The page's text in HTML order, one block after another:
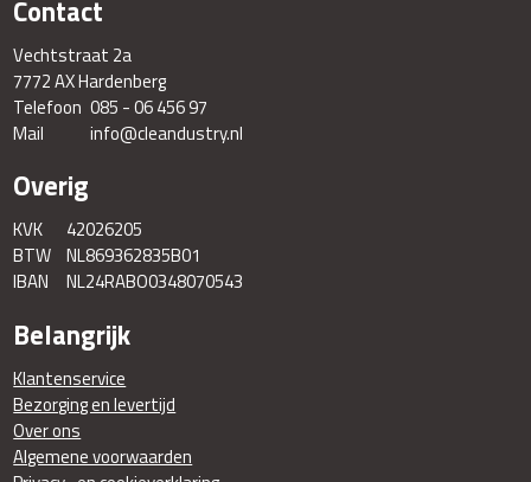
Contact
Vechtstraat 2a
7772 AX Hardenberg
Telefoon 085 - 06 456 97
Mail
info@cleandustry.nl
Overig
KVK
42026205
BTW NL869362835B01
IBAN
NL24RABO0348070543
Belangrijk
Klantenservice
Bezorging en levertijd
Over ons
Algemene voorwaarden